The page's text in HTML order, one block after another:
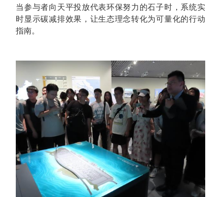
当参与者向天平投放代表环保努力的石子时，系统实
时显示碳减排效果，让生态理念转化为可量化的行动
指南。